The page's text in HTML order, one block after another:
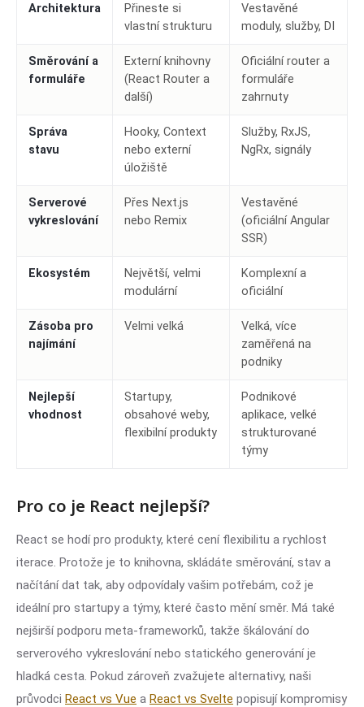
Architektura
Přineste si
vlastní strukturu
Vestavěné
moduly, služby, DI
Směrování a
formuláře
Externí knihovny
(React Router a
další)
Oficiální router a
formuláře
zahrnuty
Správa
stavu
Hooky, Context
nebo externí
úložiště
Služby, RxJS,
NgRx, signály
Serverové
vykreslování
Přes Next.js
nebo Remix
Vestavěné
(oficiální Angular
SSR)
Ekosystém
Největší, velmi
modulární
Komplexní a
oficiální
Zásoba pro
najímání
Velmi velká
Velká, více
zaměřená na
podniky
Nejlepší
vhodnost
Startupy,
obsahové weby,
flexibilní produkty
Podnikové
aplikace, velké
strukturované
týmy
Pro co je React nejlepší?
React se hodí pro produkty, které cení flexibilitu a rychlost
iterace. Protože je to knihovna, skládáte směrování, stav a
načítání dat tak, aby odpovídaly vašim potřebám, což je
ideální pro startupy a týmy, které často mění směr. Má také
nejširší podporu meta-frameworků, takže škálování do
serverového vykreslování nebo statického generování je
hladká cesta. Pokud zároveň zvažujete alternativy, naši
průvodci React vs Vue a React vs Svelte popisují kompromisy